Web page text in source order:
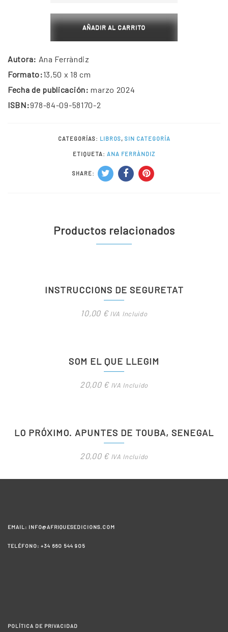
cantidad
AÑADIR AL CARRITO
Autora: Ana Ferràndiz
Formato:13,50 x 18 cm
Fecha de publicación: marzo 2024
ISBN:978-84-09-58170-2
CATEGORÍAS: LIBROS, SIN CATEGORÍA
ETIQUETA: ANA FERRÀNDIZ
SHARE:
Productos relacionados
INSTRUCCIONS DE SEGURETAT
10,00 € IVA Incluido
SOM EL QUE LLEGIM
20,00 € IVA Incluido
LO PRÓXIMO. APUNTES DE TOUBA, SENEGAL
20,00 € IVA Incluido
EMAIL: INFO@AFRIQUESEDICIONS.COM
TELÉFONO: +34 660 544 905
POLÍTICA DE PRIVACIDAD